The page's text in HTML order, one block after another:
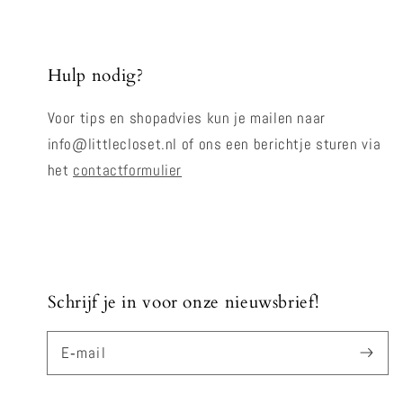
Hulp nodig?
Voor tips en shopadvies kun je mailen naar
info@littlecloset.nl of ons een berichtje sturen via
het contactformulier
Schrijf je in voor onze nieuwsbrief!
E‑mail